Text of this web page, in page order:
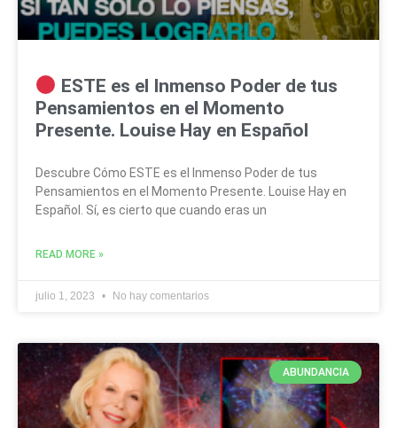
ESTE es el Inmenso Poder de tus
Pensamientos en el Momento
Presente. Louise Hay en Español
Descubre Cómo ESTE es el Inmenso Poder de tus
Pensamientos en el Momento Presente. Louise Hay en
Español. Sí, es cierto que cuando eras un
READ MORE »
julio 1, 2023 No hay comentarios
ABUNDANCIA